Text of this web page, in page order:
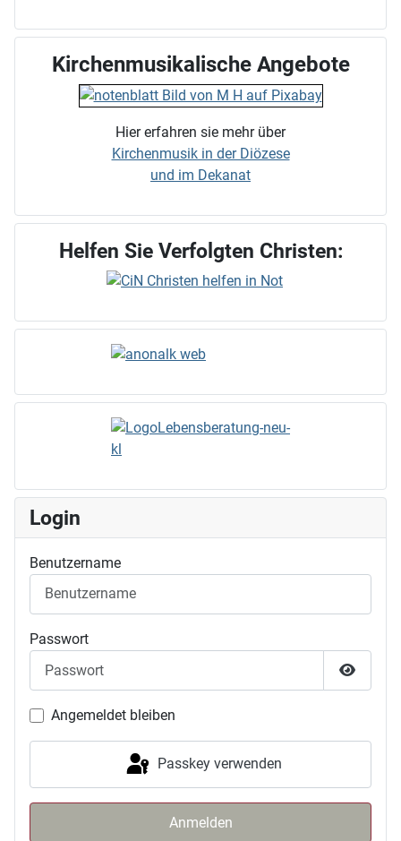
Kirchenmusikalische Angebote
Hier erfahren sie mehr über
Kirchenmusik in der Diözese
und im Dekanat
Helfen Sie Verfolgten Christen:
Login
Benutzername
Passwort
Angemeldet bleiben
Passkey verwenden
Anmelden